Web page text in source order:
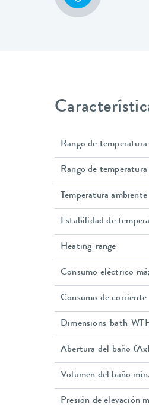
Rango de
Rango de
Temperatura ambiente
Estabilidad de
Heating_range
Consumo eléctrico
Consumo de corriente
Abertura del baño
Volumen del baño
Presión de elevación